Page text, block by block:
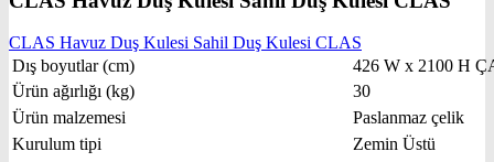
CLAS Havuz Duş Kulesi Sahil Duş Kulesi CLAS
Dış boyutlar (cm)
426 W x 2100 H
Ürün ağırlığı (kg)
30
Ürün malzemesi
Paslanmaz çelik
Kurulum tipi
Zemin Üstü